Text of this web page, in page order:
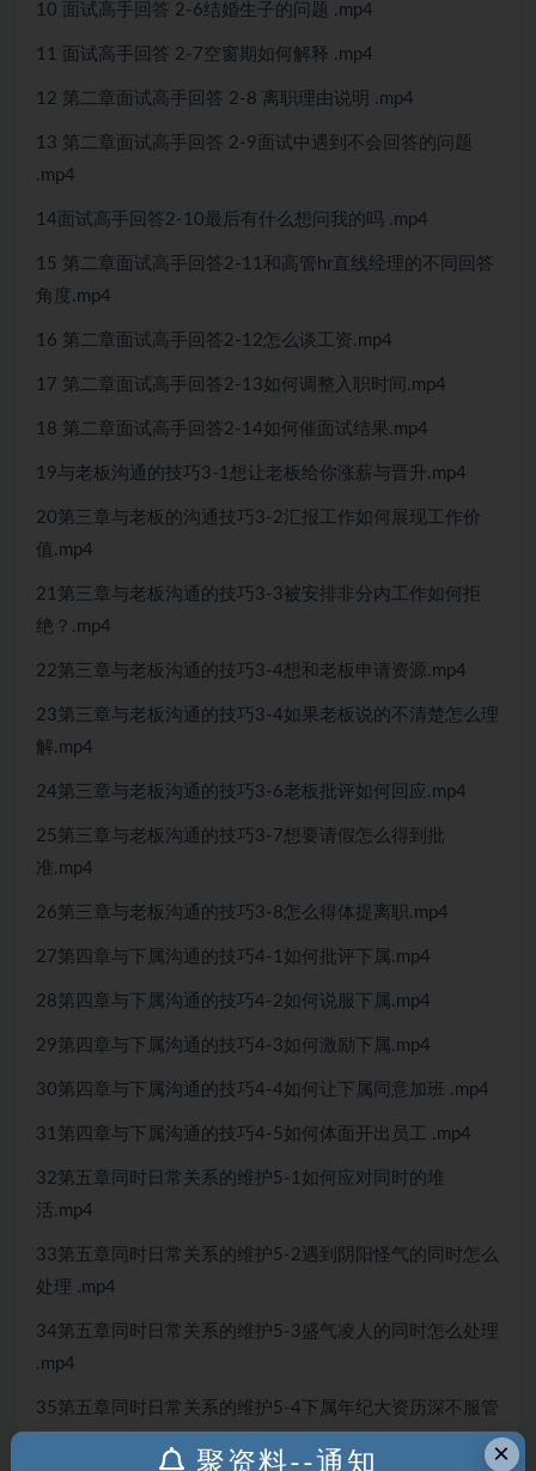
10 面试高手回答 2-6结婚生子的问题 .mp4
11 面试高手回答 2-7空窗期如何解释 .mp4
12 第二章面试高手回答 2-8 离职理由说明 .mp4
13 第二章面试高手回答 2-9面试中遇到不会回答的问题
.mp4
14面试高手回答2-10最后有什么想问我的吗 .mp4
15 第二章面试高手回答2-11和高管hr直线经理的不同回答
角度.mp4
16 第二章面试高手回答2-12怎么谈工资.mp4
17 第二章面试高手回答2-13如何调整入职时间.mp4
18 第二章面试高手回答2-14如何催面试结果.mp4
19与老板沟通的技巧3-1想让老板给你涨薪与晋升.mp4
20第三章与老板的沟通技巧3-2汇报工作如何展现工作价
值.mp4
21第三章与老板沟通的技巧3-3被安排非分内工作如何拒
绝？.mp4
22第三章与老板沟通的技巧3-4想和老板申请资源.mp4
23第三章与老板沟通的技巧3-4如果老板说的不清楚怎么理
解.mp4
24第三章与老板沟通的技巧3-6老板批评如何回应.mp4
25第三章与老板沟通的技巧3-7想要请假怎么得到批
准.mp4
26第三章与老板沟通的技巧3-8怎么得体提离职.mp4
27第四章与下属沟通的技巧4-1如何批评下属.mp4
28第四章与下属沟通的技巧4-2如何说服下属.mp4
29第四章与下属沟通的技巧4-3如何激励下属.mp4
30第四章与下属沟通的技巧4-4如何让下属同意加班 .mp4
31第四章与下属沟通的技巧4-5如何体面开出员工 .mp4
32第五章同时日常关系的维护5-1如何应对同时的堆
活.mp4
33第五章同时日常关系的维护5-2遇到阴阳怪气的同时怎么
处理 .mp4
34第五章同时日常关系的维护5-3盛气凌人的同时怎么处理
.mp4
35第五章同时日常关系的维护5-4下属年纪大资历深不服管
×
聚资料--通知